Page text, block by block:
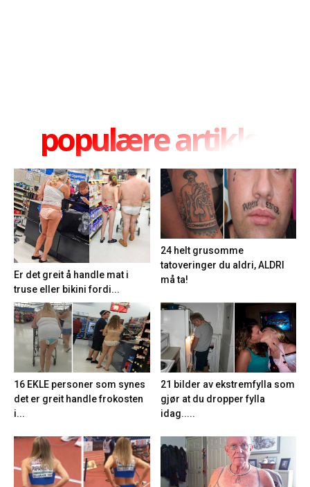
populære artikler
Er det greit å handle mat i
truse eller bikini fordi...
24 helt grusomme
tatoveringer du aldri, ALDRI
må ta!
16 EKLE personer som synes
det er greit handle frokosten
i...
21 bilder av ekstremfylla som
gjør at du dropper fylla
idag.....